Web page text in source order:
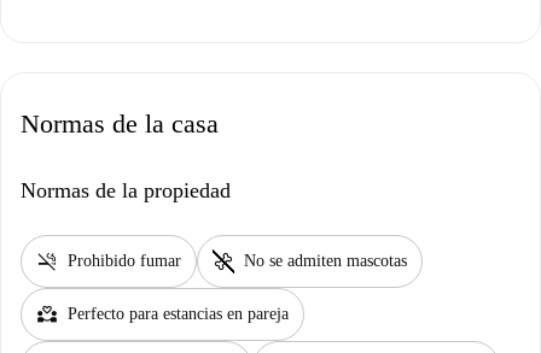
Normas de la casa
Normas de la propiedad
smoke_free Prohibido fumar pet_supplies No se admiten mascotas
partner_heart Perfecto para estancias en pareja